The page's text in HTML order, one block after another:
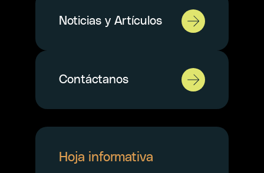
Noticias y Artículos
Contáctanos
Hoja informativa